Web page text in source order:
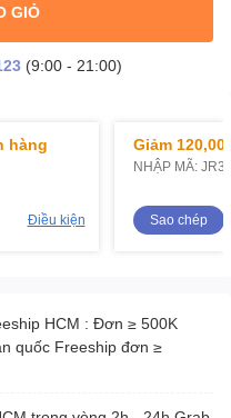
GIỎ
(9:00 - 21:00)
hàng
Điều kiện
Giảm
NHẬP MÃ:
Sao chép
HCM : Đơn ≥ 500K
quốc Freeship đơn ≥